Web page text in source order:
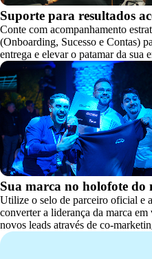
Suporte para resultados
Conte com acompanhamento
(Onboarding, Sucesso e Contas)
entrega e elevar o patamar da sua
Sua marca no holofote do
Utilize o selo de parceiro oficial e
converter a liderança da marca
novos leads através de co-